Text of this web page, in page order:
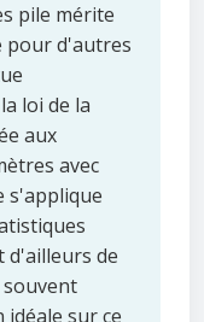
pile mérite
pour d'autres
loi de la
aux
avec
s'applique
d'ailleurs de
souvent
sur ce